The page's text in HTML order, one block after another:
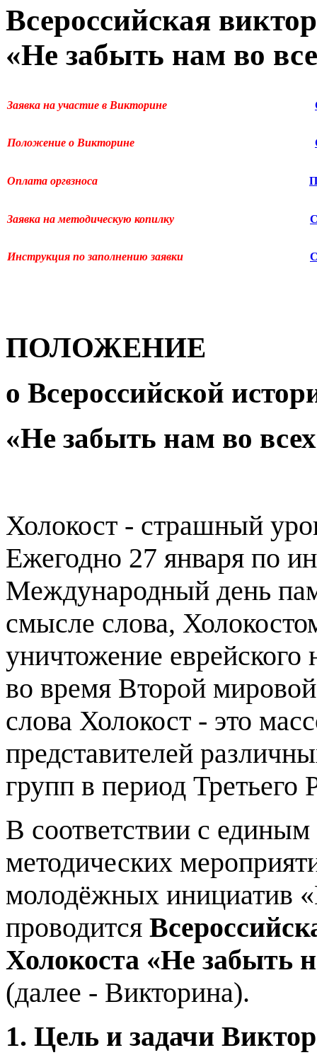
Всероссийская
«Не забыть нам во
Заявка на участие в Викторине
Положение о Викторине
Оплата оргвзноса
Заявка на методическую копилку
Инструкция по заполнению заявки
ПОЛОЖЕНИЕ
о Всероссийской
«Не забыть нам во
Холокост - страшный
Ежегодно 27 января по
Международный день
смысле слова,
уничтожение
во время Второй
слова Холокост - это
представителей
групп в период Третьего
В соответствии с
методических
молодёжных инициатив
проводится
Холокоста «Не забыть
(далее - Викторина).
1. Цель и задачи